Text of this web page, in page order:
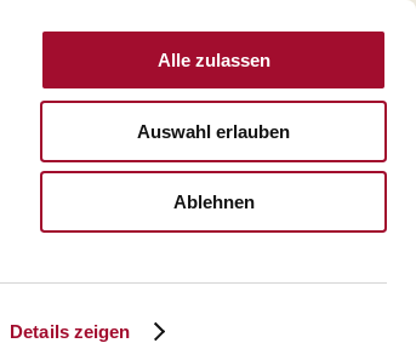
Details zeigen
Alle zulassen
Auswahl erlauben
Ablehnen
DEUTSCHLAND